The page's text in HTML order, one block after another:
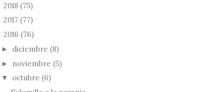
2018 (75)
2017 (77)
2016 (76)
► diciembre (8)
► noviembre (5)
▼ octubre (6)